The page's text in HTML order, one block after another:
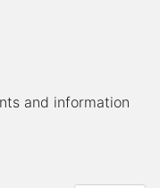
and information